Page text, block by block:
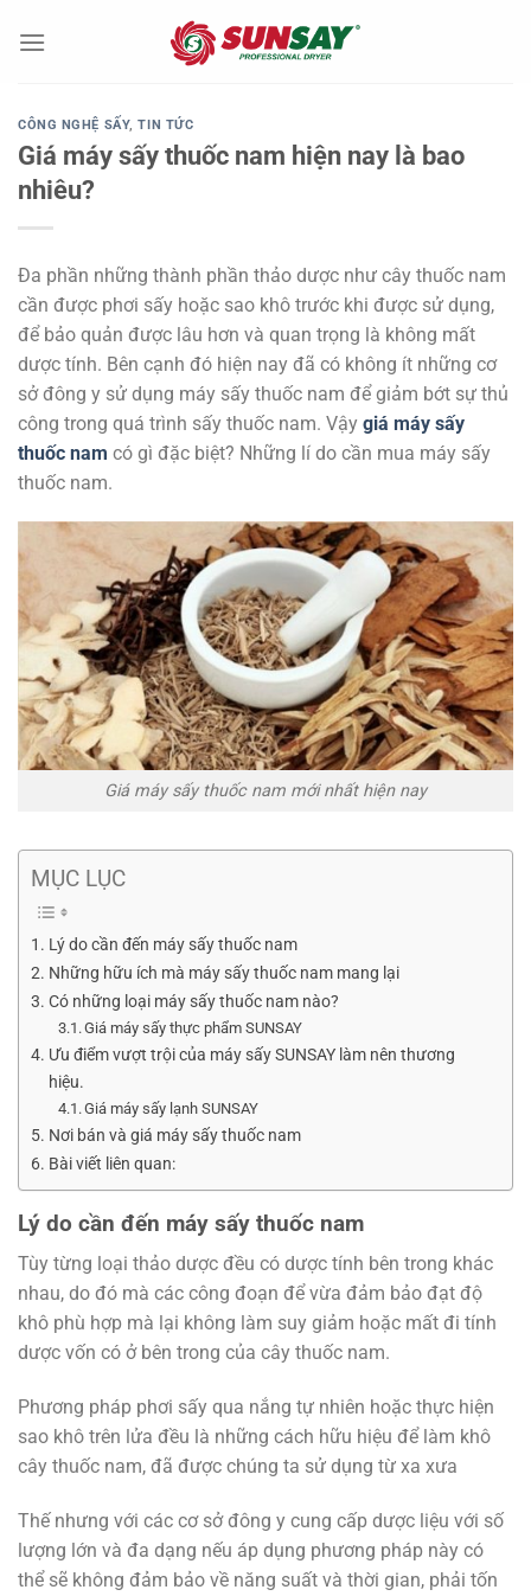
đến
CÔNG NGHỆ SẤY,TIN TỨC
Giá máy sấy thuốc nam hiện nay là bao
nhiêu?
Đa phần những thành phần thảo dược như cây thuốc nam
cần được phơi sấy hoặc sao khô trước khi được sử dụng,
để bảo quản được lâu hơn và quan trọng là không mất
dược tính. Bên cạnh đó hiện nay đã có không ít những cơ
sở đông y sử dụng máy sấy thuốc nam để giảm bớt sự thủ
công trong quá trình sấy thuốc nam. Vậy giá máy sấy
thuốc nam có gì đặc biệt? Những lí do cần mua máy sấy
thuốc nam.
Giá máy sấy thuốc nam mới nhất hiện nay
MỤC LỤC
Lý do cần đến máy sấy thuốc nam
Những hữu ích mà máy sấy thuốc nam mang lại
Có những loại máy sấy thuốc nam nào?
Giá máy sấy thực phẩm SUNSAY
Ưu điểm vượt trội của máy sấy SUNSAY làm nên thương
hiệu.
Giá máy sấy lạnh SUNSAY
Nơi bán và giá máy sấy thuốc nam
Bài viết liên quan:
Lý do cần đến máy sấy thuốc nam
Tùy từng loại thảo dược đều có dược tính bên trong khác
nhau, do đó mà các công đoạn để vừa đảm bảo đạt độ
khô phù hợp mà lại không làm suy giảm hoặc mất đi tính
dược vốn có ở bên trong của cây thuốc nam.
Phương pháp phơi sấy qua nắng tự nhiên hoặc thực hiện
sao khô trên lửa đều là những cách hữu hiệu để làm khô
cây thuốc nam, đã được chúng ta sử dụng từ xa xưa
Thế nhưng với các cơ sở đông y cung cấp dược liệu với số
lượng lớn và đa dạng nếu áp dụng phương pháp này có
thể sẽ không đảm bảo về năng suất và thời gian, phải tốn